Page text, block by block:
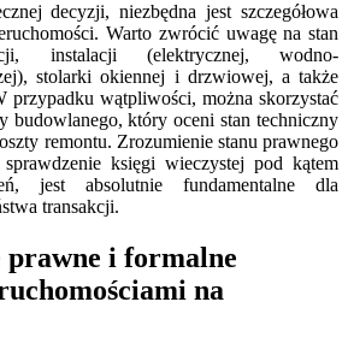
decyzji, niezbędna jest szczegółowa
Warto zwrócić uwagę na stan
instalacji (elektrycznej, wodno-
stolarki okiennej i drzwiowej, a także
przypadku wątpliwości, można skorzystać
budowlanego, który oceni stan techniczny
remontu. Zrozumienie stanu prawnego
księgi wieczystej pod kątem
jest absolutnie fundamentalne dla
transakcji.
prawne i formalne
na